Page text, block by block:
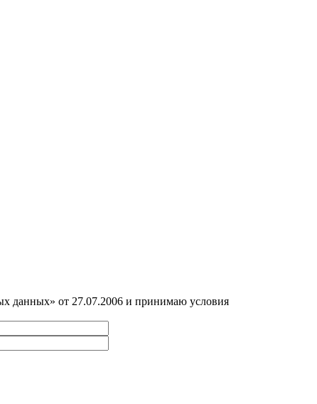
данных» от 27.07.2006 и принимаю условия